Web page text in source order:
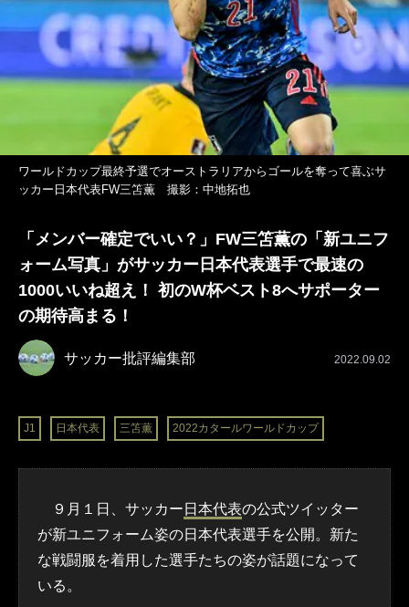
ワールドカップ最終予選でオーストラリアからゴールを奪って喜ぶサ
ッカー日本代表FW三笘薫 撮影：中地拓也
「メンバー確定でいい？」FW三笘薫の「新ユニフ
ォーム写真」がサッカー日本代表選手で最速の
1000いいね超え！ 初のW杯ベスト8へサポーター
の期待高まる！
サッカー批評編集部 2022.09.02
J1 日本代表 三笘薫 2022カタールワールドカップ
９月１日、サッカー 日本代表の公式ツイッター
が新ユニフォーム姿の日本代表選手を公開。新た
な戦闘服を着用した選手たちの姿が話題になって
いる。